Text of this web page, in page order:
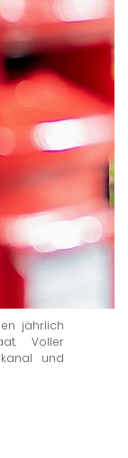
jährlich
Voller
und